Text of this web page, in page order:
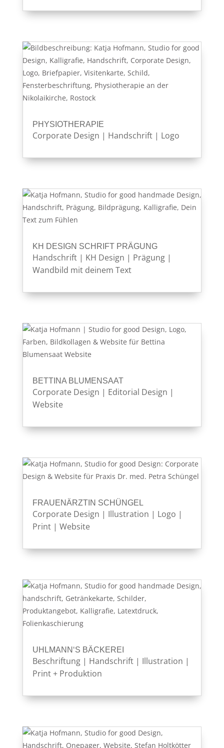
PHYSIOTHERAPIE
Corporate Design | Handschrift| Logo
KH DESIGN SCHRIFT PRÄGUNG
Handschrift| KH Design | Prägung|
Wandbild mit deinem Text
BETTINA BLUMENSAAT
Corporate Design | Editorial Design |
Website
FRAUENÄRZTIN SCHÜNGEL
Corporate Design | Illustration | Logo |
Print| Website
UHLMANN‘S BÄCKEREI
Beschriftung| Handschrift| Illustration |
Print + Produktion